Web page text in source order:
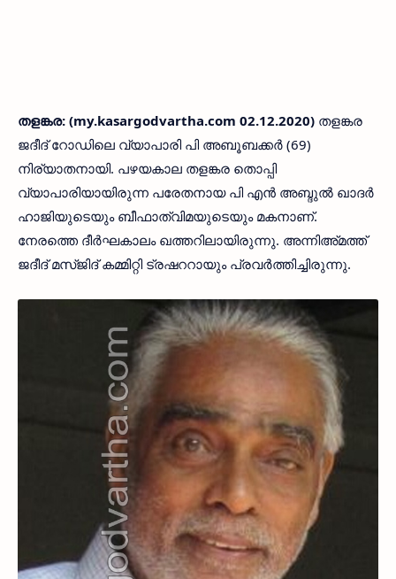
തളങ്കര: (my.kasargodvartha.com 02.12.2020) തളങ്കര
ജദീദ് റോഡിലെ വ്യാപാരി പി അബൂബക്കര്‍ (69)
നിര്യാതനായി. പഴയകാല തളങ്കര തൊപ്പി
വ്യാപാരിയായിരുന്ന പരേതനായ പി എന്‍ അബ്ദുല്‍ ഖാദര്‍
ഹാജിയുടെയും ബീഫാത്വിമയുടെയും മകനാണ്.
നേരത്തെ ദീര്‍ഘകാലം ഖത്തറിലായിരുന്നു. അന്നിഅ്മത്ത്
ജദീദ് മസ്ജിദ് കമ്മിറ്റി ട്രഷററായും പ്രവര്‍ത്തിച്ചിരുന്നു.